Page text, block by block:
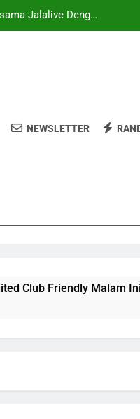
Menjadi Sajian
WIB Membawa
Yang Dinantikan
Jalalive Dengan
dan Menghibur
Menjadi Sajian
Berita Terbaru Duel
Inggris Dan Jerman
NEWSLETTER
Ini Pukul 22.00